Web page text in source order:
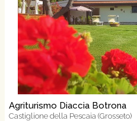
Agriturismo Diaccia Botrona
Castiglione della Pescaia (Grosseto)